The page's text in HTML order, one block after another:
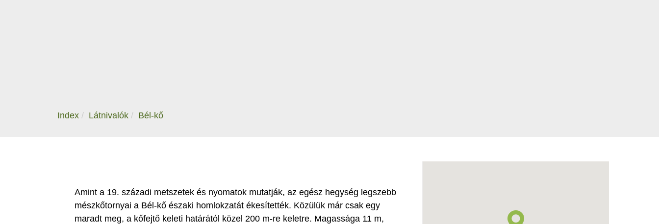
Index Látnivalók Bél-kő
Amint a 19. századi metszetek és nyomatok mutatják, az egész hegység legszebb
mészkőtornyai a Bél-kő északi homlokzatát ékesítették. Közülük már csak egy
maradt meg, a kőfejtő keleti határától közel 200 m-re keletre. Magassága 11 m,